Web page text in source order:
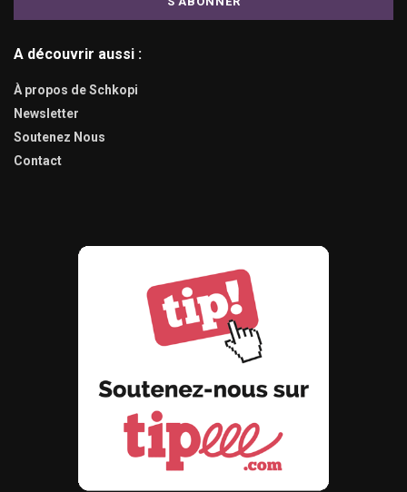
A découvrir aussi :
À propos de Schkopi
Newsletter
Soutenez Nous
Contact